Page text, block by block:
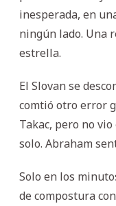
inesperada, en
ningún lado. Una
estrella.
El Slovan se
comtió otro error
Takac, pero no
solo. Abraham
Solo en los
de compostura